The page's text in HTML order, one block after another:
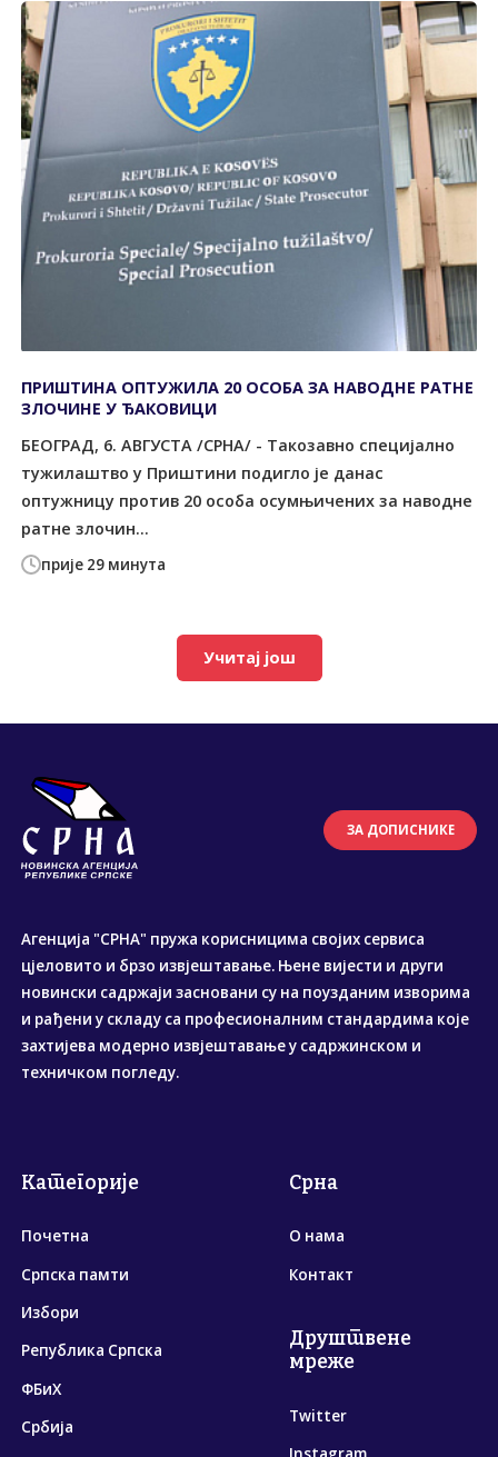
прије 29 минута
ПРИШТИНА ОПТУЖИЛА 20 ОСОБА ЗА НАВОДНЕ РАТНЕ
ЗЛОЧИНЕ У ЂАКОВИЦИ
БЕОГРАД, 6. АВГУСТА /СРНА/ - Такозавно специјално
тужилаштво у Приштини подигло је данас
оптужницу против 20 особа осумњичених за наводне
ратне злочин...
Учитај још
ЗА ДОПИСНИКЕ
Агенција "СРНА" пружа корисницима својих сервиса
цјеловито и брзо извјештавање. Њене вијести и други
новински садржаји засновани су на поузданим изворима
и рађени у складу са професионалним стандардима које
захтијева модерно извјештавање у садржинском и
техничком погледу.
Категорије
Почетна
Српска памти
Избори
Република Српска
ФБиХ
Србија
Срна
О нама
Контакт
Друштвене
мреже
Twitter